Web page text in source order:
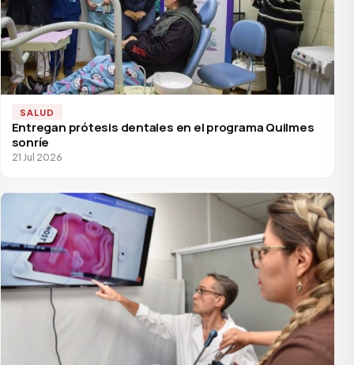
SALUD
Entregan prótesis dentales en el programa Quilmes
sonríe
21 Jul 2026